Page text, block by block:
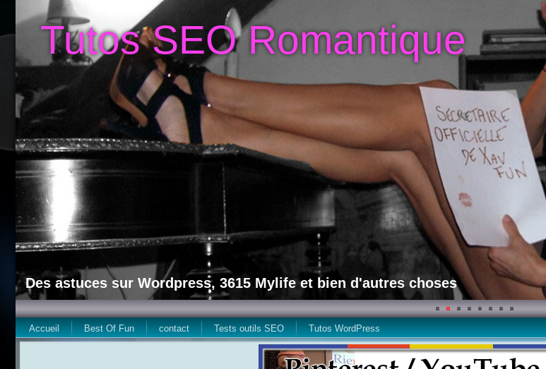
Tutos SEO Romantique
Des astuces sur Wordpress, 3615 Mylife et bien d'autres choses
Accueil Best Of Fun contact Tests outils SEO Tutos WordPress